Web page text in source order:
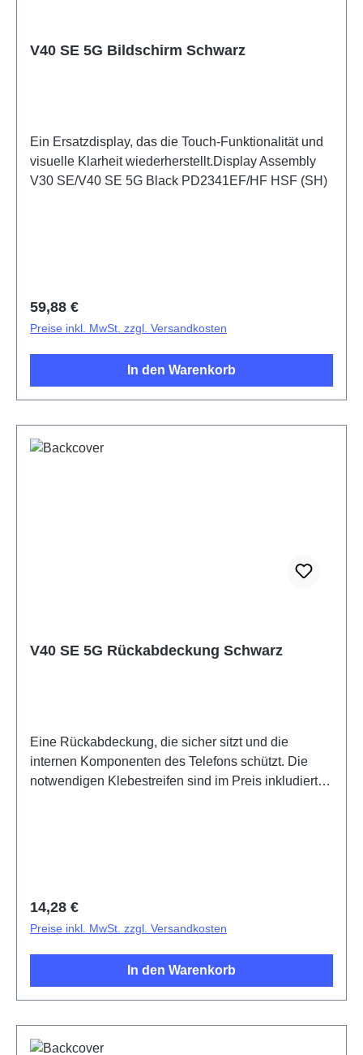
V40 SE 5G Bildschirm Schwarz
Ein Ersatzdisplay, das die Touch-Funktionalität und
visuelle Klarheit wiederherstellt.Display Assembly
V30 SE/V40 SE 5G Black PD2341EF/HF HSF (SH)
Regulärer Preis:
59,88 €
Preise inkl. MwSt. zzgl. Versandkosten
In den Warenkorb
V40 SE 5G Rückabdeckung Schwarz
Eine Rückabdeckung, die sicher sitzt und die
internen Komponenten des Telefons schützt. Die
notwendigen Klebestreifen sind im Preis inkludiert
Regulärer Preis:
14,28 €
Preise inkl. MwSt. zzgl. Versandkosten
In den Warenkorb